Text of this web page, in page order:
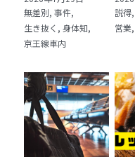
4 創作・芸術・
5 教育・マネジ
6 セールス・マ
ル 21冊
7 ライフスタイ
8 アジア・歴史
無差別, 事件,
生き抜く, 身体知,
京王線車内
説得,
営業,